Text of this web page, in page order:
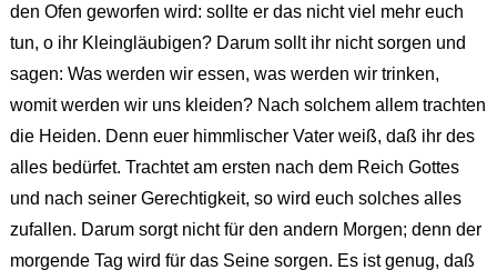
den Ofen geworfen wird: sollte er das nicht viel mehr euch
tun, o ihr Kleingläubigen? Darum sollt ihr nicht sorgen und
sagen: Was werden wir essen, was werden wir trinken,
womit werden wir uns kleiden? Nach solchem allem trachten
die Heiden. Denn euer himmlischer Vater weiß, daß ihr des
alles bedürfet. Trachtet am ersten nach dem Reich Gottes
und nach seiner Gerechtigkeit, so wird euch solches alles
zufallen. Darum sorgt nicht für den andern Morgen; denn der
morgende Tag wird für das Seine sorgen. Es ist genug, daß